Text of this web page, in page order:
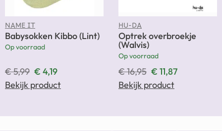
NAME IT
Babysokken Kibbo (Lint)
Op voorraad
€5,99 € 4,19
Bekijk product
HU-DA
Optrek overbroekje
(Walvis)
Op voorraad
€16,95 € 11,87
Bekijk product